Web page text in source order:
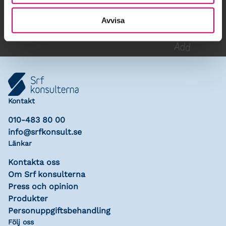
Avvisa
Lägg till i kalender
Kontakt
010-483 80 00
info@srfkonsult.se
Länkar
Kontakta oss
Om Srf konsulterna
Press och opinion
Produkter
Personuppgiftsbehandling
Följ oss